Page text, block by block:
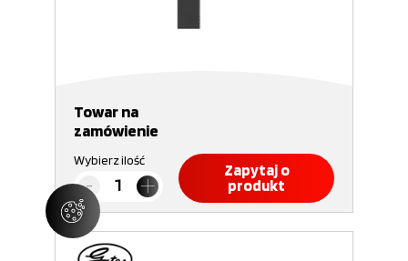
Towar na
zamówienie
Wybierz ilość
Zapytaj o
produkt